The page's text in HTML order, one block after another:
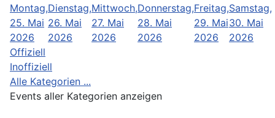
Montag,
25. Mai
2026
Dienstag,
26. Mai
2026
Mittwoch,
27. Mai
2026
Donnerstag,
28. Mai
2026
Freitag,
29. Mai
2026
Samstag,
30. Mai
2026
Offiziell
Inoffiziell
Alle Kategorien ...
Events aller Kategorien anzeigen